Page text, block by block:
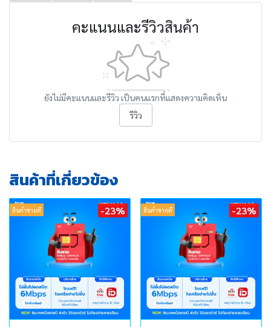
คะแนนและรีวิวสินค้า
ยังไม่มีคะแนนและรีวิว เป็นคนแรกที่แสดงความคิดเห็น
รีวิว
สินค้าที่เกี่ยวข้อง
สินค้าขายดี -23% สินค้าขายดี -23%